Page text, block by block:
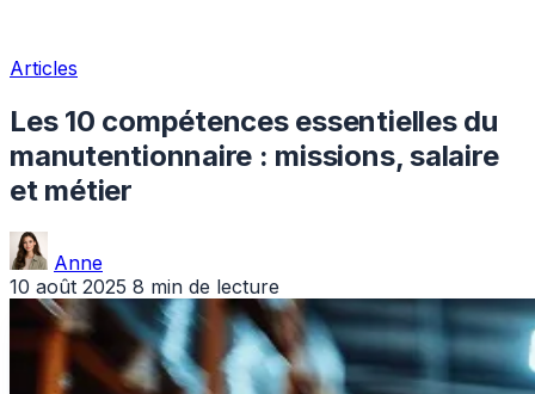
Articles
Les 10 compétences essentielles du
manutentionnaire : missions, salaire
et métier
Anne
10 août 2025 8 min de lecture